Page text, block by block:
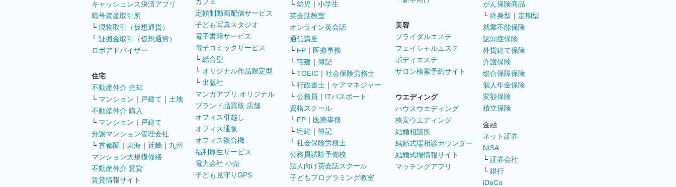
キャッシュレス決済アプリ
暗号資産取引所
└ 現物取引（仮想通貨）
└ 証拠金取引（仮想通貨）
ロボアドバイザー
住宅
不動産仲介 売却
└ マンション ｜ 戸建て ｜ 土地
不動産仲介 購入
└ マンション ｜ 戸建て
分譲マンション管理会社
└ 首都圏 ｜ 東海 ｜ 近畿 ｜ 九州
マンション大規模修繕
不動産仲介 賃貸
賃貸情報サイト
定額制動画配信サービス
子ども写真スタジオ
電子書籍サービス
電子コミックサービス
└ 総合型
└ オリジナル作品限定型
└ 出版社
マンガアプリ オリジナル
ブランド品買取 店舗
オフィス引越し
オフィス通販
オフィス複合機
福利厚生サービス
電力会社 小売
子ども見守りGPS
└ 幼児 ｜ 小学生
英会話教室
オンライン英会話
通信講座
└ FP ｜ 医療事務
└ 宅建 ｜ 簿記
└ TOEIC ｜ 社会保険労務士
└ 行政書士 ｜ ケアマネジャー
└ 公務員 ｜ ITパスポート
資格スクール
└ FP ｜ 医療事務
└ 宅建 ｜ 簿記
└ 社会保険労務士
公務員試験予備校
法人向け英会話スクール
子どもプログラミング教室
美容
ブライダルエステ
フェイシャルエステ
ボディエステ
サロン検索予約サイト
ウエディング
ハウスウエディング
格安ウエディング
結婚相談所
結婚式場相談カウンター
結婚式場情報サイト
マッチングアプリ
がん保険商品
└ 終身型 ｜ 定期型
就業不能保険
認知症保険
外貨建て保険
介護保険
総合保障保険
個人年金保険
変額保険
積立保険
金融
ネット証券
NISA
└ 証券会社
└ 銀行
iDeCo